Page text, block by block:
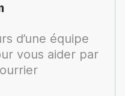
d’une équipe
vous aider par